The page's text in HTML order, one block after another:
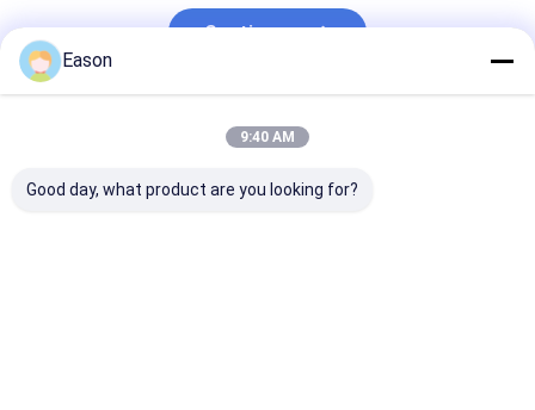
machine de soudure laser
Machine de nettoyage de laser
Machine à découper au laser
Continuer
Eason
9:40 AM
Good day, what product are you looking for?